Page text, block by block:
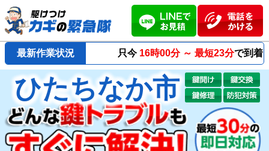
最新作業状況
今 16時00分 ～最短23分 で到着！
ひたちなか市